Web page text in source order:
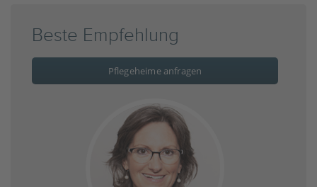
Beste Empfehlung
Pflegeheime anfragen